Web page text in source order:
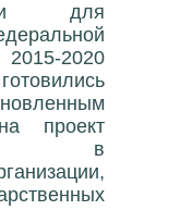
для
2020
проект
в